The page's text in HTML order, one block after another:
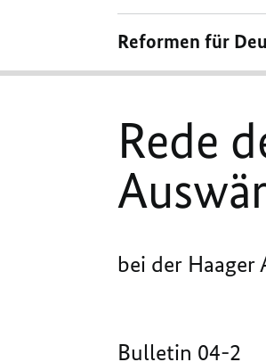
Bundesministerin
des
Auswärtigen,
Reformen für
Rede
bei der Haager
Bulletin 04-2